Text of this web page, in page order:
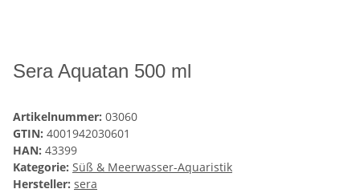
Sera Aquatan 500 ml
Artikelnummer: 03060
GTIN: 4001942030601
HAN: 43399
Kategorie: Süß & Meerwasser-Aquaristik
Hersteller: sera